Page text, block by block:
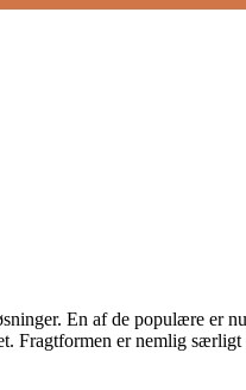
En af de populære er
Fragtformen er nemlig